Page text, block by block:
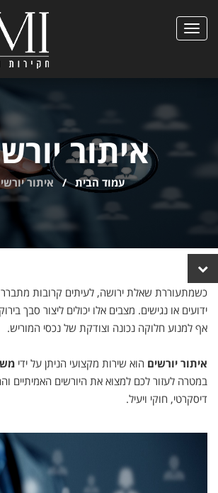
הצגת
איתור
עמוד הבית / איתור
הצגת
קישורים
כשמתעוררת שאלת ירושה, לעיתים קרובות מתברר
ידועים או נגישים. מצבים אלו יכולים ליצור סבך
אף למנוע חלוקה נכונה וצודקת של נכסי המוריש.
איתור יורשים הוא שירות מקצועי הניתן על ידי
במטרה לעזור לכם למצוא את היורשים האמיתיים
דיסקרטי, חוקי ויעיל.